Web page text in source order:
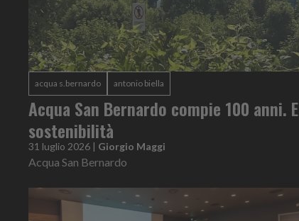
acqua s.bernardo antonio biella
Acqua San Bernardo compie 100 anni.
sostenibilità
31 luglio 2026 | Giorgio Maggi
Acqua San Bernardo